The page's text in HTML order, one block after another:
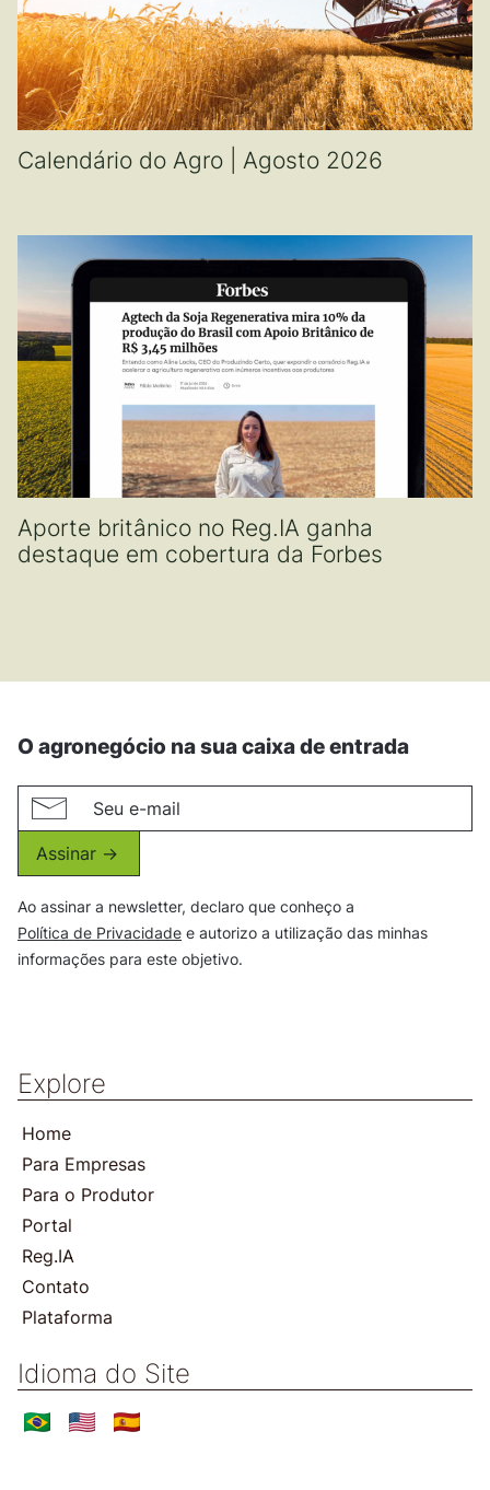
Calendário do Agro | Agosto 2026
Aporte britânico no Reg.IA ganha
destaque em cobertura da Forbes
Explore
Home
Para Empresas
Para o Produtor
Portal
Reg.IA
Contato
Plataforma
Idioma do Site
O agronegócio na sua caixa de entrada
Assinar ->
Ao assinar a newsletter, declaro que conheço a
Política de Privacidade e autorizo a utilização das minhas
informações para este objetivo.